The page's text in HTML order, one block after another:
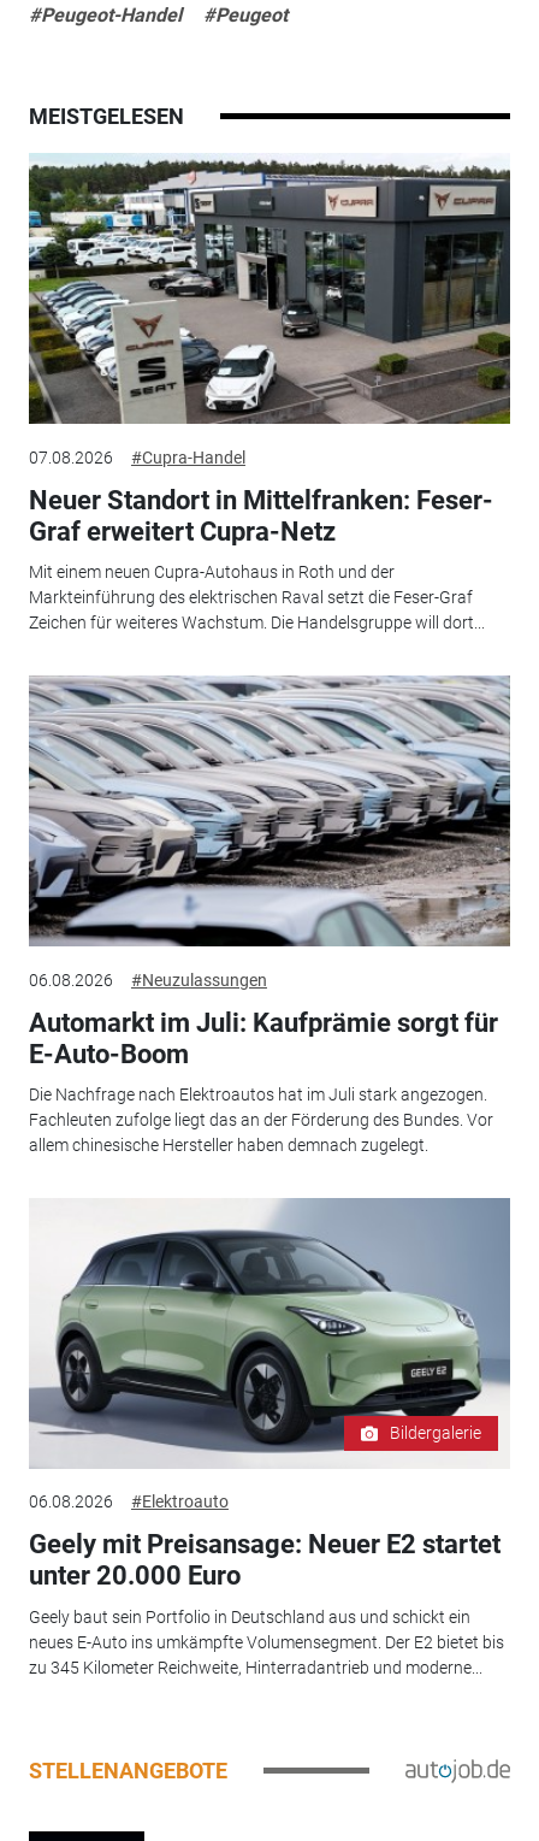
#Peugeot-Handel #Peugeot
MEISTGELESEN
07.08.2026 #Cupra-Handel
Neuer Standort in Mittelfranken: Feser-
Graf erweitert Cupra-Netz
Mit einem neuen Cupra-Autohaus in Roth und der
Markteinführung des elektrischen Raval setzt die Feser-Graf
Zeichen für weiteres Wachstum. Die Handelsgruppe will dort...
06.08.2026 #Neuzulassungen
Automarkt im Juli: Kaufprämie sorgt für
E-Auto-Boom
Die Nachfrage nach Elektroautos hat im Juli stark angezogen.
Fachleuten zufolge liegt das an der Förderung des Bundes. Vor
allem chinesische Hersteller haben demnach zugelegt.
Bildergalerie
06.08.2026 #Elektroauto
Geely mit Preisansage: Neuer E2 startet
unter 20.000 Euro
Geely baut sein Portfolio in Deutschland aus und schickt ein
neues E-Auto ins umkämpfte Volumensegment. Der E2 bietet bis
zu 345 Kilometer Reichweite, Hinterradantrieb und moderne...
STELLENANGEBOTE